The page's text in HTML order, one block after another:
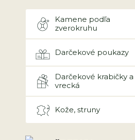
Kamene podľa
zverokruhu
Darčekové poukazy
Darčekové krabičky a
vrecká
Kože, struny